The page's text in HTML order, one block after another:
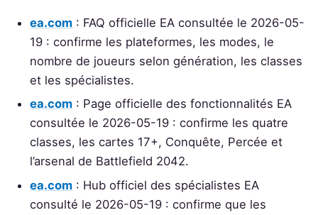
ea.com : FAQ officielle EA consultée le 2026-05-
19 : confirme les plateformes, les modes, le
nombre de joueurs selon génération, les classes
et les spécialistes.
ea.com : Page officielle des fonctionnalités EA
consultée le 2026-05-19 : confirme les quatre
classes, les cartes 17+, Conquête, Percée et
l’arsenal de Battlefield 2042.
ea.com : Hub officiel des spécialistes EA
consulté le 2026-05-19 : confirme que les